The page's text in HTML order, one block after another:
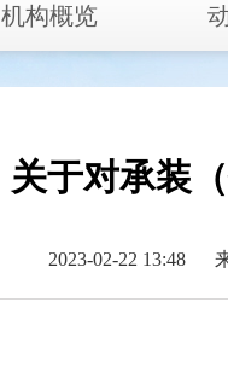
机构概览
关于对承装
2023-02-22 13:48